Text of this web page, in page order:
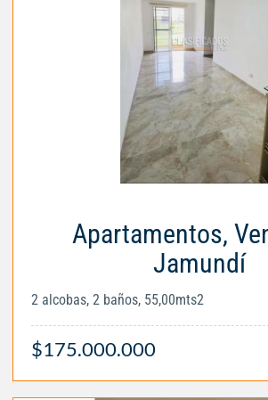
Apartamentos,
Jamundí
2 alcobas, 2 baños, 55,00mts2
$175.000.000